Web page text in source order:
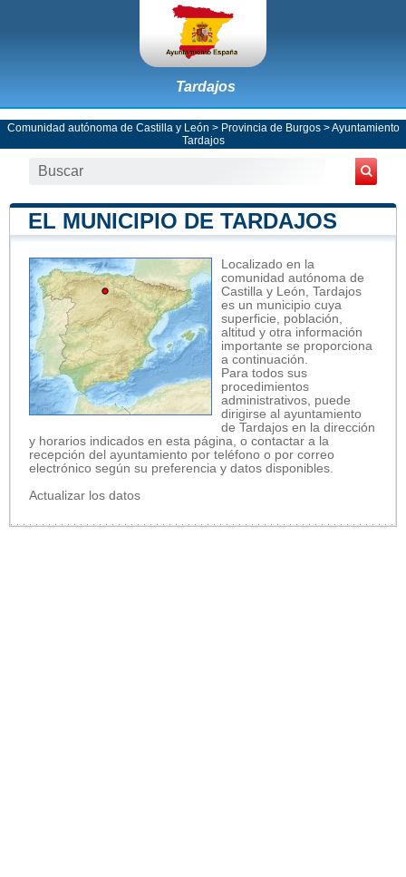
Tardajos
Comunidad autónoma de Castilla y León > Provincia de Burgos>Ayuntamiento
Tardajos
EL MUNICIPIO DE TARDAJOS
Localizado en la
comunidad autónoma de
Castilla y León, Tardajos
es un municipio cuya
superficie, población,
altitud y otra información
importante se proporciona
a continuación.
Para todos sus
procedimientos
administrativos, puede
dirigirse al ayuntamiento
de Tardajos en la dirección
y horarios indicados en esta página, o contactar a la
recepción del ayuntamiento por teléfono o por correo
electrónico según su preferencia y datos disponibles.
Actualizar los datos